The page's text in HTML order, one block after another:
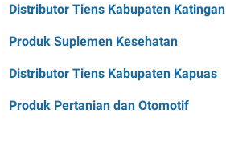
Distributor Tiens Kabupaten Katingan
Produk Suplemen Kesehatan
Distributor Tiens Kabupaten Kapuas
Produk Pertanian dan Otomotif